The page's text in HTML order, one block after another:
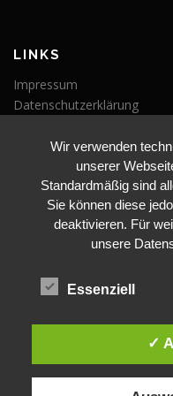
LINKS
Impressum
Datenschutzerklärung
VERANSTALTUNGEN
Veranstaltungen
Wir verwenden
unserer
Standardmäßig sind
Sie können diese
deaktivieren. Für
unsere
Essenziell
✓